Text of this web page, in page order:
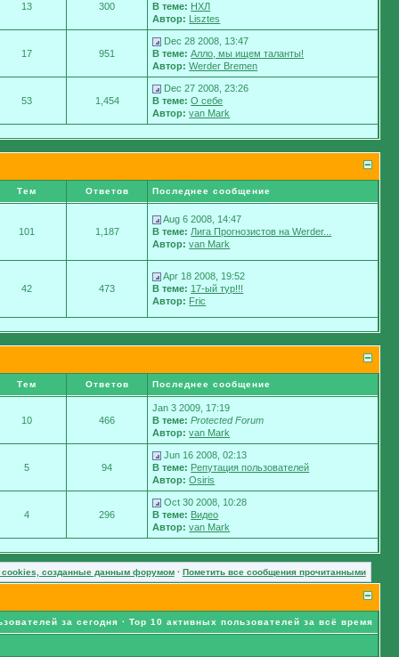
13 300
В теме: НХЛ
Автор: Lisztes
17 951
Dec 28 2008, 13:47
В теме: Алло, мы ищем таланты!
Автор: Werder Bremen
53 1,454
Dec 27 2008, 23:26
В теме: О себе
Автор: van Mark
Тем Ответов Последнее сообщение
101 1,187
Aug 6 2008, 14:47
В теме: Лига Прогнозистов на Werder...
Автор: van Mark
42 473
Apr 18 2008, 19:52
В теме: 17-ый тур!!!
Автор: Fric
Тем Ответов Последнее сообщение
10 466
Jan 3 2009, 17:19
В теме: Protected Forum
Автор: van Mark
5 94
Jun 16 2008, 02:13
В теме: Репутация пользователей
Автор: Osiris
4 296
Oct 30 2008, 10:28
В теме: Видео
Автор: van Mark
cookies, созданные данным форумом· Пометить все сообщения прочитанными
за сегодня ·Top 10 активных пользователей за всё время